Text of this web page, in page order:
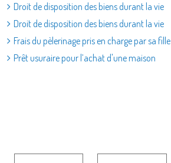
Droit de disposition des biens durant la vie
Droit de disposition des biens durant la vie
Frais du pèlerinage pris en charge par sa fille
Prêt usuraire pour l’achat d'une maison